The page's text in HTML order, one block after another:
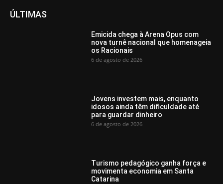
ÚLTIMAS
Emicida chega à Arena Opus com
nova turnê nacional que homenageia
os Racionais
6 de agosto de 2026
Jovens investem mais, enquanto
idosos ainda têm dificuldade até
para guardar dinheiro
6 de agosto de 2026
Turismo pedagógico ganha força e
movimenta economia em Santa
Catarina